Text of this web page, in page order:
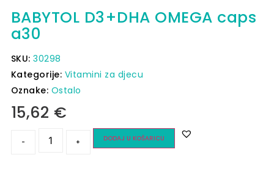
BABYTOL D3+DHA OMEGA caps
a30
SKU:30298
Kategorije: Vitamini za djecu
Oznake: Ostalo
15,62 €
- + DODAJ U KOŠARICU